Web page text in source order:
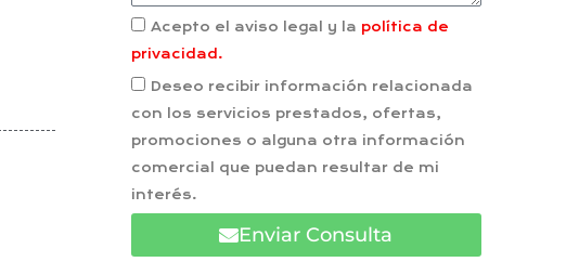
Acepto el aviso legal y la política de
privacidad.
Deseo recibir información relacionada
con los servicios prestados, ofertas,
promociones o alguna otra información
comercial que puedan resultar de mi
interés.
Enviar Consulta